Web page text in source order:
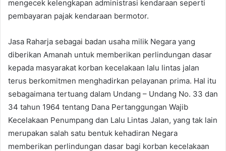
mengecek kelengkapan administrasi kendaraan seperti
pembayaran pajak kendaraan bermotor.
Jasa Raharja sebagai badan usaha milik Negara yang
diberikan Amanah untuk memberikan perlindungan dasar
kepada masyarakat korban kecelakaan lalu lintas jalan
terus berkomitmen menghadirkan pelayanan prima. Hal itu
sebagaimana tertuang dalam Undang – Undang No. 33 dan
34 tahun 1964 tentang Dana Pertanggungan Wajib
Kecelakaan Penumpang dan Lalu Lintas Jalan, yang tak lain
merupakan salah satu bentuk kehadiran Negara
memberikan perlindungan dasar bagi korban kecelakaan